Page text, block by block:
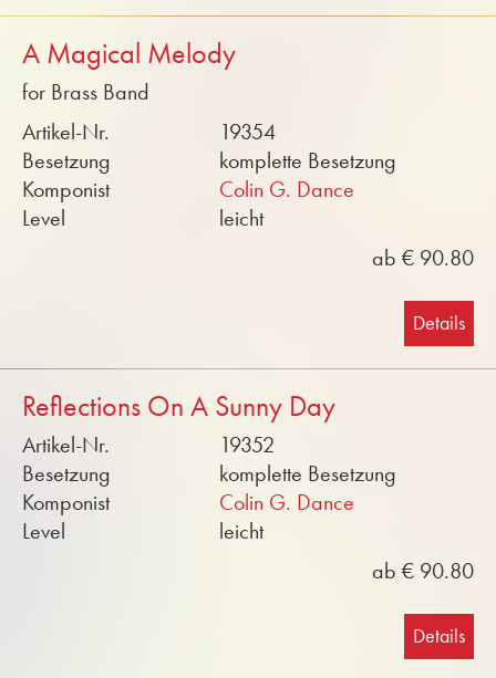
A Magical Melody
for Brass Band
Artikel-Nr.
19354
Besetzung
komplette Besetzung
Komponist
Colin G. Dance
Level
leicht
ab € 90.80
Details
Reflections On A Sunny Day
Artikel-Nr.
19352
Besetzung
komplette Besetzung
Komponist
Colin G. Dance
Level
leicht
ab € 90.80
Details